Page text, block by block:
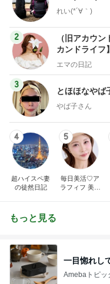
れい(*´∀｀)
2
（旧アカウ
カンドライフ】
エマの日記
3
とほほなやば
やば子さん
4
超ハイスペ妻
の徒然日記
5
毎日美活♡ア
ラフィフ 美容
もっと見る
一目惚れし
Amebaトピッ